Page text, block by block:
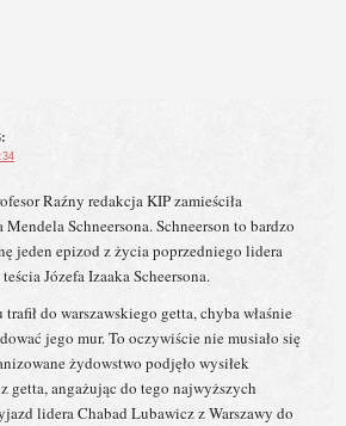
Raźny redakcja KIP zamieściła
Schneersona. Schneerson to bardzo
jeden epizod z życia poprzedniego lidera
Józefa Izaaka Scheersona.
do warszawskiego getta, chyba właśnie
jego mur. To oczywiście nie musiało się
żydowstwo podjęło wysiłek
getta, angażując do tego najwyższych
lidera Chabad Lubawicz z Warszawy do